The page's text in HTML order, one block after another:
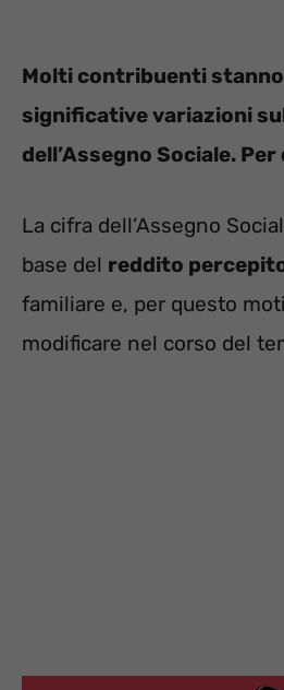
Molti contribuenti
significative variazioni
dell’Assegno Sociale.
La cifra dell’Assegno
base del reddito
familiare e, per questo
modificare nel corso del